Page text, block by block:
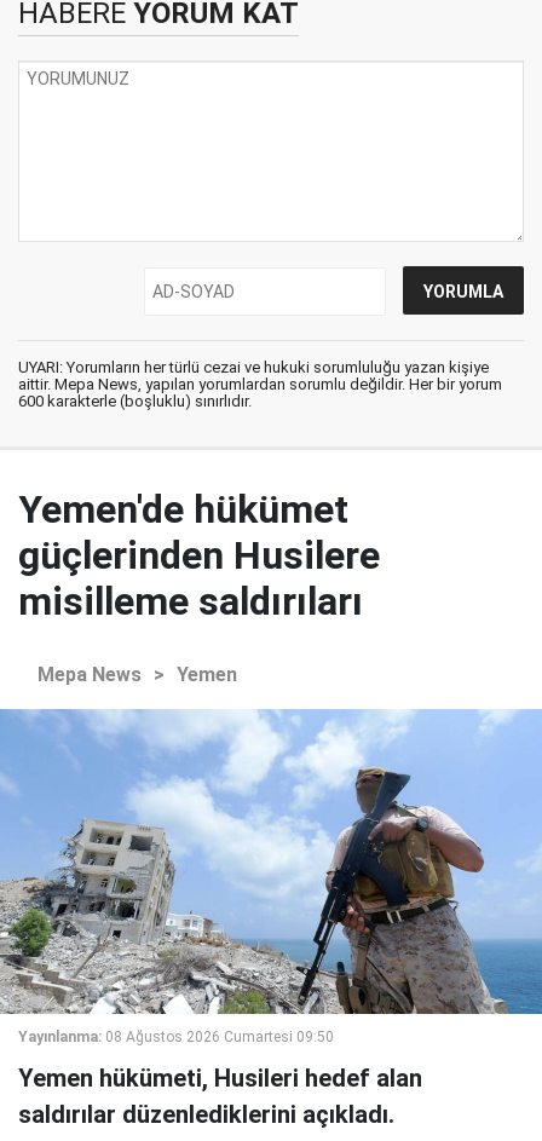
HABERE YORUM KAT
UYARI: Yorumların her türlü cezai ve hukuki sorumluluğu yazan kişiye
aittir. Mepa News, yapılan yorumlardan sorumlu değildir. Her bir yorum
600 karakterle (boşluklu) sınırlıdır.
Yemen'de hükümet
güçlerinden Husilere
misilleme saldırıları
Mepa News > Yemen
Yayınlanma: 08 Ağustos 2026 Cumartesi 09:50
Yemen hükümeti, Husileri hedef alan
saldırılar düzenlediklerini açıkladı.